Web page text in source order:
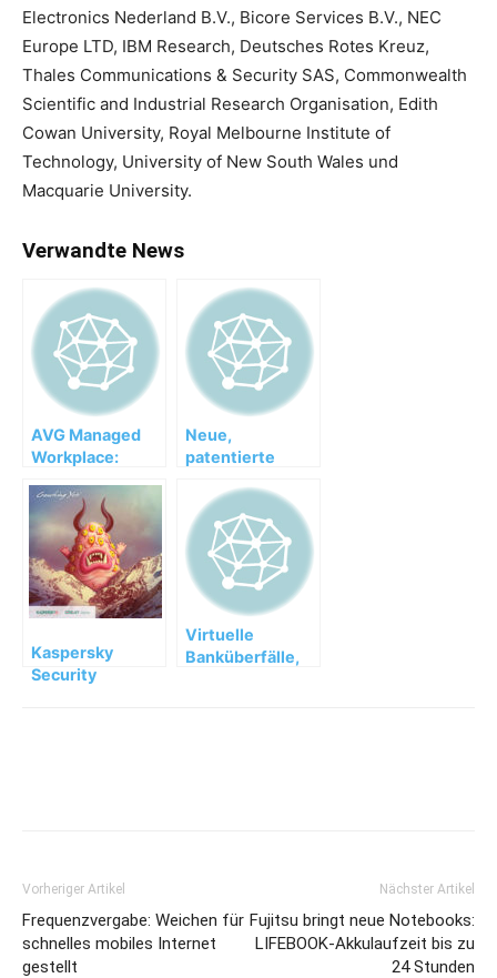
Electronics Nederland B.V., Bicore Services B.V., NEC
Europe LTD, IBM Research, Deutsches Rotes Kreuz,
Thales Communications & Security SAS, Commonwealth
Scientific and Industrial Research Organisation, Edith
Cowan University, Royal Melbourne Institute of
Technology, University of New South Wales und
Macquarie University.
Verwandte News
AVG Managed
Workplace:
gesamten IT-
Infrastruktur
Neue,
patentierte
persönlicher
Daten in der
Cloud
Kaspersky
Security
Virtuelle
Banküberfälle,
Vorheriger Artikel
Frequenzvergabe: Weichen für
schnelles mobiles Internet
gestellt
Nächster Artikel
Fujitsu bringt neue Notebooks:
LIFEBOOK-Akkulaufzeit bis zu
24 Stunden